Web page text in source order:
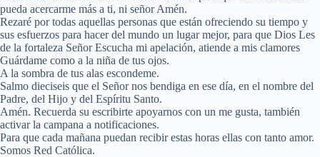
pueda acercarme más a ti, ni señor Amén.
Rezaré por todas aquellas personas que están ofreciendo su tiempo y
sus esfuerzos para hacer del mundo un lugar mejor, para que Dios Les
de la fortaleza Señor Escucha mi apelación, atiende a mis clamores
Guárdame como a la niña de tus ojos.
A la sombra de tus alas escondeme.
Salmo dieciseis que el Señor nos bendiga en ese día, en el nombre del
Padre, del Hijo y del Espíritu Santo.
Amén. Recuerda su escribirte apoyarnos con un me gusta, también
activar la campana a notificaciones.
Para que cada mañana puedan recibir estas horas ellas con tanto amor.
Somos Red Católica.